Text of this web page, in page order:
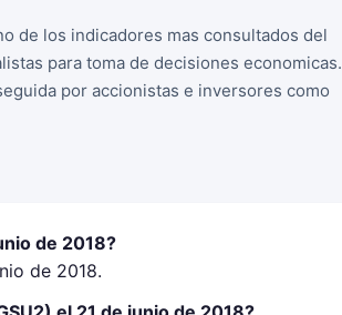
de los indicadores mas consultados del
para toma de decisiones economicas.
por accionistas e inversores como
de 2018?
de 2018.